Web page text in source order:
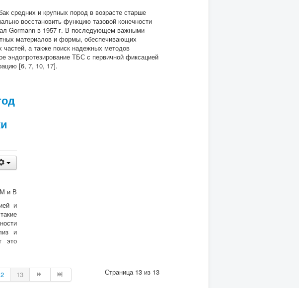
средних и крупных пород в возрасте старше
восстановить функцию тазовой конечности
Gormann в 1957 г. В последующем важными
материалов и формы, обеспечивающих
а также поиск надежных методов
эндопротезирование ТБС с первичной фиксацией
[6, 7, 10, 17].
и В
и
и
это
Страница 13 из 13
13